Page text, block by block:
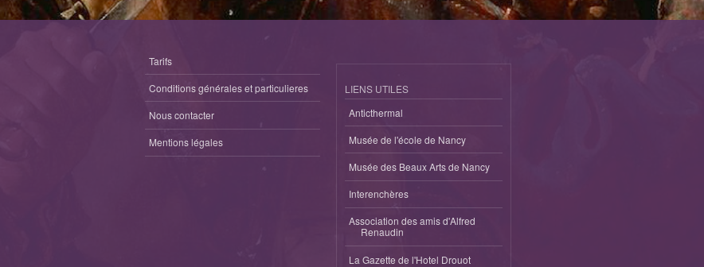
Tarifs
Conditions générales et particulieres
Nous contacter
Mentions légales
LIENS UTILES
Anticthermal
Musée de l'école de Nancy
Musée des Beaux Arts de Nancy
Interenchères
Association des amis d'Alfred
Renaudin
La Gazette de l'Hotel Drouot